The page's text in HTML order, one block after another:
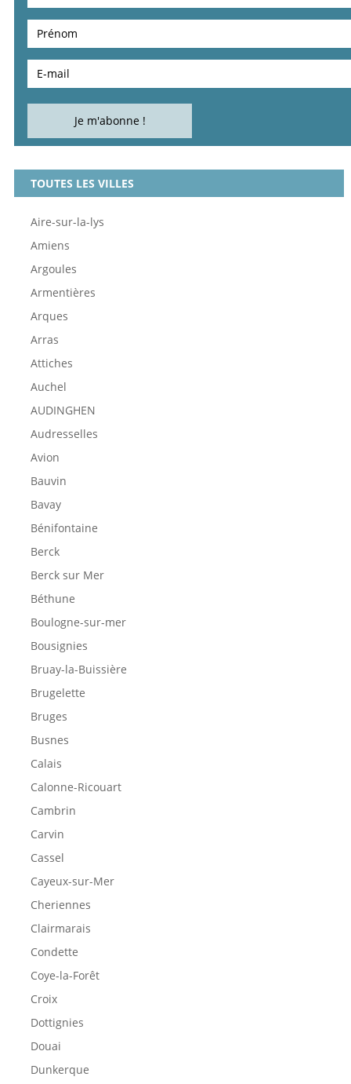
TOUTES LES VILLES
Aire-sur-la-lys
Amiens
Argoules
Armentières
Arques
Arras
Attiches
Auchel
AUDINGHEN
Audresselles
Avion
Bauvin
Bavay
Bénifontaine
Berck
Berck sur Mer
Béthune
Boulogne-sur-mer
Bousignies
Bruay-la-Buissière
Brugelette
Bruges
Busnes
Calais
Calonne-Ricouart
Cambrin
Carvin
Cassel
Cayeux-sur-Mer
Cheriennes
Clairmarais
Condette
Coye-la-Forêt
Croix
Dottignies
Douai
Dunkerque